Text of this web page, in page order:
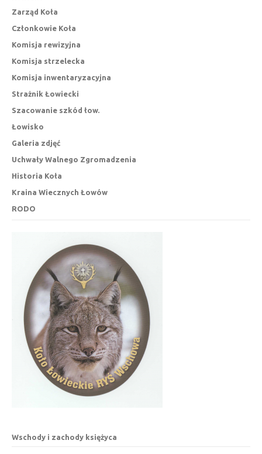
Zarząd Koła
Członkowie Koła
Komisja rewizyjna
Komisja strzelecka
Komisja inwentaryzacyjna
Strażnik Łowiecki
Szacowanie szkód łow.
Łowisko
Galeria zdjęć
Uchwały Walnego Zgromadzenia
Historia Koła
Kraina Wiecznych Łowów
RODO
Wschody i zachody księżyca